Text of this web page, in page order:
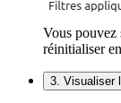
Vous pouvez
réinitialiser
3. Visualiser